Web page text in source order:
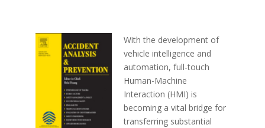
With the development of
vehicle intelligence and
automation, full-touch
Human-Machine
Interaction (HMI) is
becoming a vital bridge for
transferring substantial